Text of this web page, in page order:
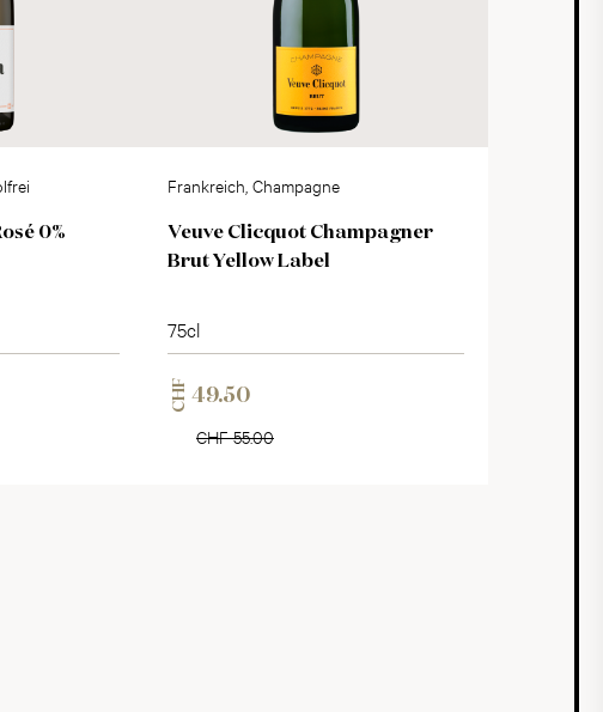
0%
Frankreich, Champagne
Veuve Clicquot Champagner
Brut Yellow Label
75cl
CHF 49.50
CHF 55.00